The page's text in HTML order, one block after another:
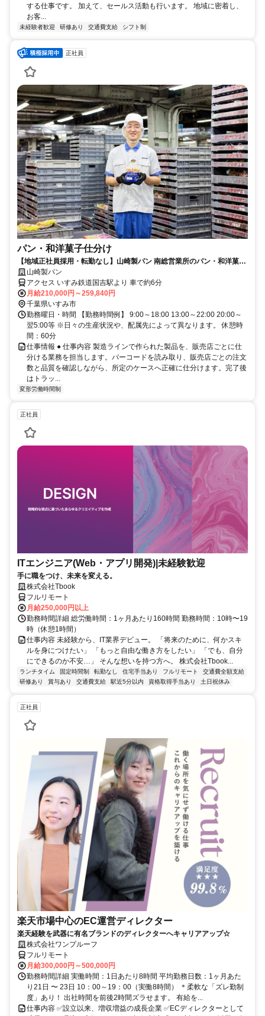
する仕事です。 加えて、セールス活動も行います。 地域に密着し、
お客...
未経験者歓迎 研修あり 交通費支給 シフト制
正社員
パン・和洋菓子仕分け
【地域正社員採用・転勤なし】山崎製パン 南総営業所のパン・和洋菓子
仕分けスタッフ募集！
山崎製パン
アクセス いすみ鉄道国吉駅より 車で約6分
月給210,000円～259,840円
千葉県いすみ市
勤務曜日・時間 【勤務時間例】 9:00～18:00 13:00～22:00 20:00～
翌5:00等 ※日々の生産状況や、配属先によって異なります。 休憩時
間：60分
仕事情報 ● 仕事内容 製造ラインで作られた製品を、販売店ごとに仕
分ける業務を担当します。バーコードを読み取り、販売店ごとの注文
数と品質を確認しながら、所定のケースへ正確に仕分けます。完了後
はトラッ...
変形労働時間制
正社員
ITエンジニア(Web・アプリ開発)|未経験歓迎
手に職をつけ、未来を変える。
株式会社Tbook
フルリモート
月給250,000円以上
勤務時間詳細 総労働時間：1ヶ月あたり160時間 勤務時間：10時〜19
時（休憩1時間）
仕事内容 未経験から、IT業界デビュー。 「将来のために、何かスキ
ルを身につけたい」 「もっと自由な働き方をしたい」 「でも、自分
にできるのか不安…」 そんな想いを持つ方へ。 株式会社Tbook...
ランチタイム 固定時間制 転勤なし 住宅手当あり フルリモート
交通費全額支給
研修あり
賞与あり 交通費支給 駅近5分以内 資格取得手当あり 土日祝休み
正社員
楽天市場中心のEC運営ディレクター
楽天経験を武器に有名ブランドのディレクターへキャリアアップ☆
株式会社ワンプルーフ
フルリモート
月給300,000円～500,000円
勤務時間詳細 実働時間：1日あたり8時間 平均勤務日数：1ヶ月あた
り21日 〜 23日 10：00～19：00（実働8時間） ＊柔軟な「ズレ勤制
度」あり！ 出社時間を前後2時間ズラせます。 有給を...
仕事内容 ✅設立以来、増収増益の成長企業 ✅ECディレクターとして